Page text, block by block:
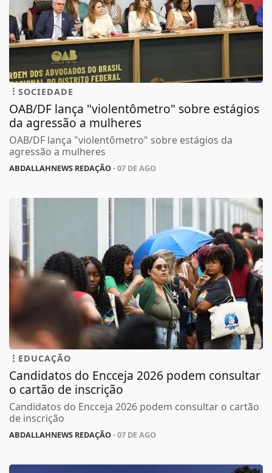
SOCIEDADE
OAB/DF lança "violentômetro" sobre estágios
da agressão a mulheres
OAB/DF lança "violentômetro" sobre estágios da
agressão a mulheres
ABDALLAHNEWS REDAÇÃO- 07 DE AGO
EDUCAÇÃO
Candidatos do Encceja 2026 podem consultar
o cartão de inscrição
Candidatos do Encceja 2026 podem consultar o cartão
de inscrição
ABDALLAHNEWS REDAÇÃO- 07 DE AGO